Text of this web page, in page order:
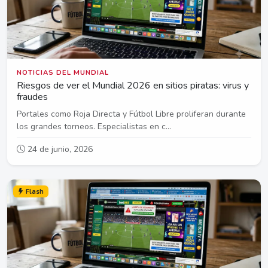
NOTICIAS DEL MUNDIAL
Riesgos de ver el Mundial 2026 en sitios piratas: virus y
fraudes
Portales como Roja Directa y Fútbol Libre proliferan durante
los grandes torneos. Especialistas en c...
24 de junio, 2026
Flash